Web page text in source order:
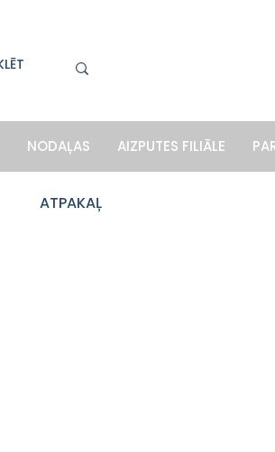
NODAĻAS AIZPUTES FILIĀLE
ATPAKAĻ